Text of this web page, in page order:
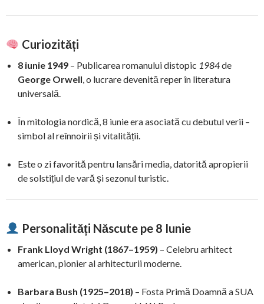
Curiozități
8 iunie 1949 – Publicarea romanului distopic 1984de
George Orwell, o lucrare devenită reper în literatura
universală.
În mitologia nordică, 8 iunie era asociată cu debutul verii –
simbol al reînnoirii și vitalității.
Este o zi favorită pentru lansări media, datorită apropierii
de solstițiul de vară și sezonul turistic.
Personalități Născute pe 8 Iunie
Frank Lloyd Wright (1867–1959) – Celebru arhitect
american, pionier al arhitecturii moderne.
Barbara Bush (1925–2018) – Fosta Primă Doamnă a SUA